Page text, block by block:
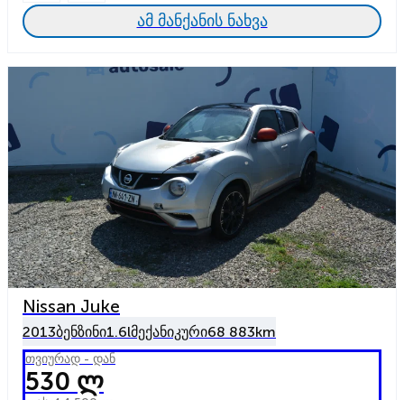
ამ მანქანის ნახვა
Nissan Juke
2013ბენზინი1.6lმექანიკური68 883km
თვიურად - დან
530 ლ